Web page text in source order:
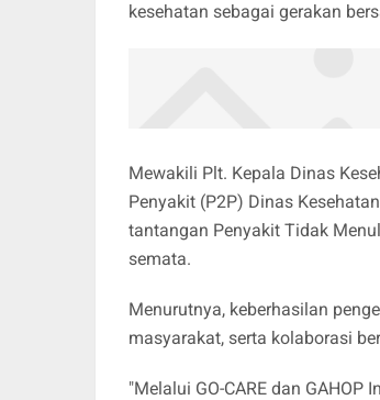
kesehatan sebagai gerakan
Mewakili Plt. Kepala Dinas
Penyakit (P2P) Dinas
tantangan Penyakit Tidak
semata.
Menurutnya, keberhasilan
masyarakat, serta kolaborasi
"Melalui GO-CARE dan